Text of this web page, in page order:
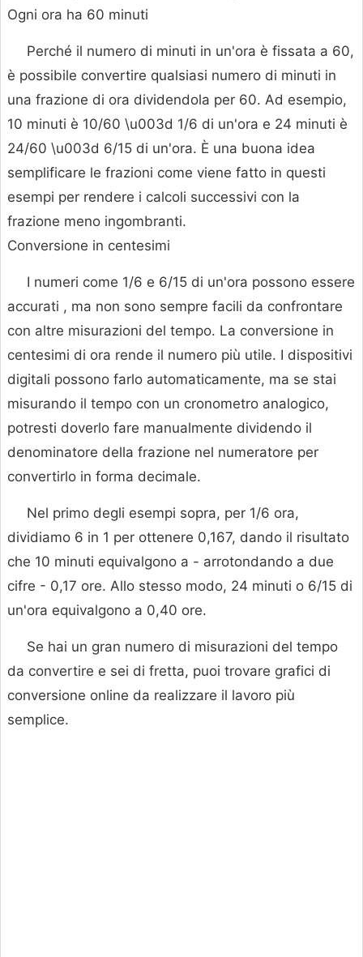
Ogni ora ha 60 minuti
Perché il numero di minuti in un'ora è fissata a 60,
è possibile convertire qualsiasi numero di minuti in
una frazione di ora dividendola per 60. Ad esempio,
10 minuti è 10/60 \u003d 1/6 di un'ora e 24 minuti è
24/60 \u003d 6/15 di un'ora. È una buona idea
semplificare le frazioni come viene fatto in questi
esempi per rendere i calcoli successivi con la
frazione meno ingombranti.
Conversione in centesimi
I numeri come 1/6 e 6/15 di un'ora possono essere
accurati , ma non sono sempre facili da confrontare
con altre misurazioni del tempo. La conversione in
centesimi di ora rende il numero più utile. I dispositivi
digitali possono farlo automaticamente, ma se stai
misurando il tempo con un cronometro analogico,
potresti doverlo fare manualmente dividendo il
denominatore della frazione nel numeratore per
convertirlo in forma decimale.
Nel primo degli esempi sopra, per 1/6 ora,
dividiamo 6 in 1 per ottenere 0,167, dando il risultato
che 10 minuti equivalgono a - arrotondando a due
cifre - 0,17 ore. Allo stesso modo, 24 minuti o 6/15 di
un'ora equivalgono a 0,40 ore.
Se hai un gran numero di misurazioni del tempo
da convertire e sei di fretta, puoi trovare grafici di
conversione online da realizzare il lavoro più
semplice.